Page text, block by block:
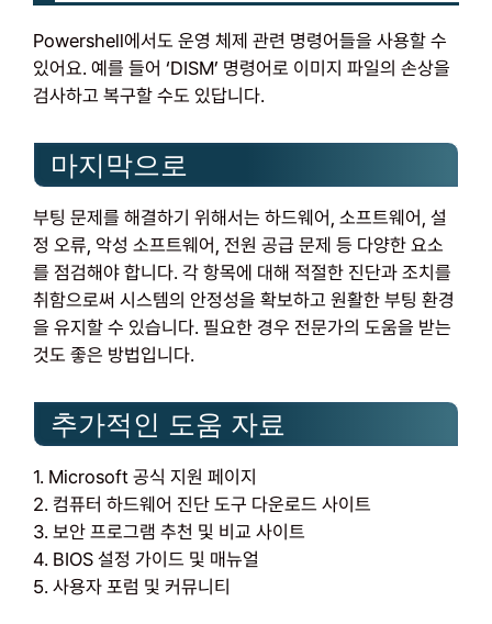
Powershell에서도 운영 체제 관련 명령어들을 사용할 수
있어요. 예를 들어 ‘DISM’ 명령어로 이미지 파일의 손상을
검사하고 복구할 수도 있답니다.
마지막으로
부팅 문제를 해결하기 위해서는 하드웨어, 소프트웨어, 설
정 오류, 악성 소프트웨어, 전원 공급 문제 등 다양한 요소
를 점검해야 합니다. 각 항목에 대해 적절한 진단과 조치를
취함으로써 시스템의 안정성을 확보하고 원활한 부팅 환경
을 유지할 수 있습니다. 필요한 경우 전문가의 도움을 받는
것도 좋은 방법입니다.
추가적인 도움 자료
1. Microsoft 공식 지원 페이지
2. 컴퓨터 하드웨어 진단 도구 다운로드 사이트
3. 보안 프로그램 추천 및 비교 사이트
4. BIOS 설정 가이드 및 매뉴얼
5. 사용자 포럼 및 커뮤니티